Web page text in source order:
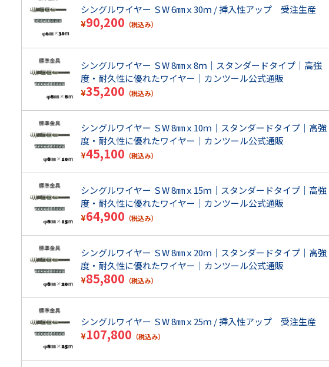
シングルワイヤー ＳW 6㎜ｘ30ｍ / 挿入性アップ 受注生産
¥90,200 （税込み）
シングルワイヤー ＳW 8㎜ｘ8ｍ｜スタンダードタイプ｜高強
度・耐久性に優れたワイヤー｜カンツール公式通販
¥35,200 （税込み）
シングルワイヤー ＳW 8㎜ｘ10ｍ｜スタンダードタイプ｜高強
度・耐久性に優れたワイヤー｜カンツール公式通販
¥45,100 （税込み）
シングルワイヤー ＳW 8㎜ｘ15ｍ｜スタンダードタイプ｜高強
度・耐久性に優れたワイヤー｜カンツール公式通販
¥64,900 （税込み）
シングルワイヤー ＳW 8㎜ｘ20ｍ｜スタンダードタイプ｜高強
度・耐久性に優れたワイヤー｜カンツール公式通販
¥85,800 （税込み）
シングルワイヤー ＳW 8㎜ｘ25ｍ / 挿入性アップ 受注生産
¥107,800 （税込み）